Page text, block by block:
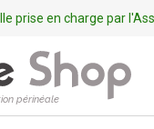
prise en charge par
périnéale